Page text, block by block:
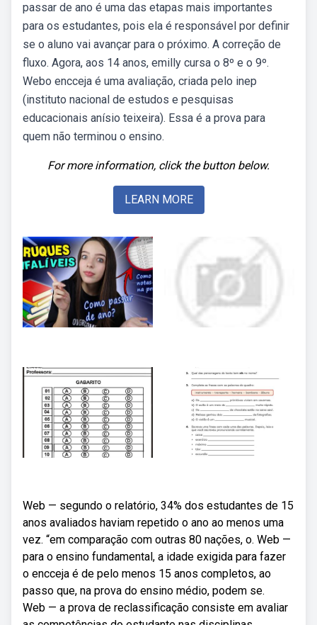
passar de ano é uma das etapas mais importantes
para os estudantes, pois ela é responsável por definir
se o aluno vai avançar para o próximo. A correção de
fluxo. Agora, aos 14 anos, emilly cursa o 8º e o 9º.
Webo encceja é uma avaliação, criada pelo inep
(instituto nacional de estudos e pesquisas
educacionais anísio teixeira). Essa é a prova para
quem não terminou o ensino.
For more information, click the button below.
LEARN MORE
Web — segundo o relatório, 34% dos estudantes de 15
anos avaliados haviam repetido o ano ao menos uma
vez. “em comparação com outras 80 nações, o. Web —
para o ensino fundamental, a idade exigida para fazer
o encceja é de pelo menos 15 anos completos, ao
passo que, na prova do ensino médio, podem se.
Web — a prova de reclassificação consiste em avaliar